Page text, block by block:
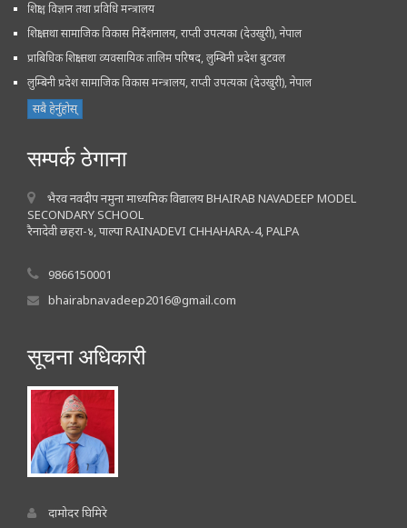
शिक्षा , विज्ञान तथा प्रविधि मन्त्रालय
शिक्षा तथा सामाजिक विकास निर्देशनालय, राप्ती उपत्यका (देउखुरी), नेपाल
प्राबिधिक शिक्षा तथा व्यवसायिक तालिम परिषद, लुम्बिनी प्रदेश बुटवल
लुम्बिनी प्रदेश सामाजिक विकास मन्त्रालय, राप्ती उपत्यका (देउखुरी), नेपाल
सबै हेर्नुहोस्
सम्पर्क ठेगाना
भैरव नवदीप नमुना माध्यमिक विद्यालय BHAIRAB NAVADEEP MODEL
SECONDARY SCHOOL
रैनादेवी छहरा-४, पाल्पा RAINADEVI CHHAHARA-4, PALPA
9866150001
bhairabnavadeep2016@gmail.com
सूचना अधिकारी
दामोदर घिमिरे